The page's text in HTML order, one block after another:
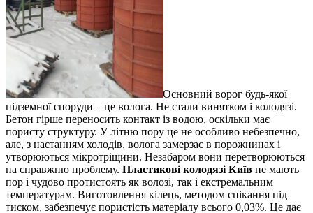
Основний ворог будь-якої
підземної споруди – це волога. Не стали винятком і колодязі.
Бетон гірше переносить контакт із водою, оскільки має
пористу структуру. У літню пору це не особливо небезпечно,
але, з настанням холодів, волога замерзає в порожнинах і
утворюються мікротріщини. Незабаром вони перетворюються
на справжню проблему. Пластикові колодязі Київ не мають
пор і чудово протистоять як волозі, так і екстремальним
температурам. Виготовлення кілець, методом спікання під
тиском, забезпечує пористість матеріалу всього 0,03%. Це дає